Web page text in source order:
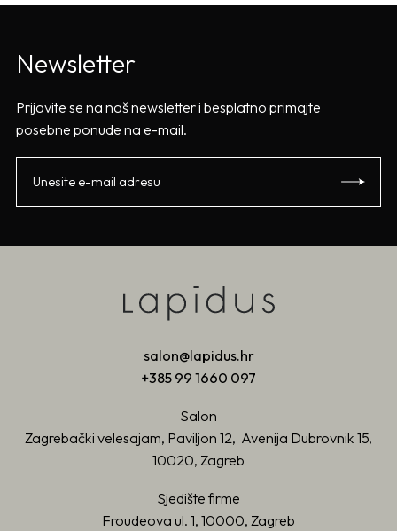
Newsletter
Prijavite se na naš newsletter i besplatno primajte
posebne ponude na e-mail.
salon@lapidus.hr
+385 99 1660 097
Salon
Zagrebački velesajam, Paviljon 12, Avenija Dubrovnik 15,
10020, Zagreb
Sjedište firme
Froudeova ul. 1, 10000, Zagreb